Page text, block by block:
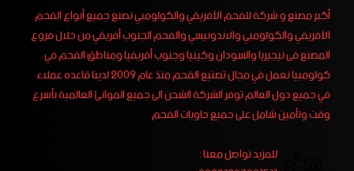
أكبر مصنع و شركة للفحم الأفريقي والكولومبي نصنع جميع أنواع الفحم
الأفريقي والكولومبي والاندونيسي والفحم الجنوب أفريقي من خلال فروع
المصنع فى نيجيريا والسودان وكينيا وجنوب أفريقيا ومناطق الفحم في
كولومبيا نعمل في مجال تصنيع الفحم منذ عام 2009 لدينا قاعده عملاء
في جميع دول العالم توفر الشركة الشحن الى جميع الموانئ العالمية بأسرع
وقت وتأمين شامل على جميع حاويات الفحم
للمزيد تواصل معنا :